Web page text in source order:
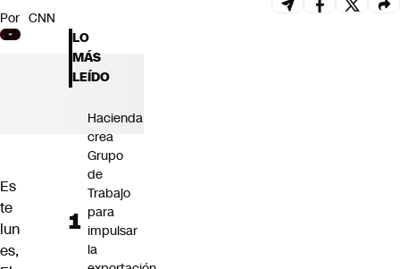
Por CNN
Es
te
lun
es,
LO
MÁS
LEÍDO
Hacienda
crea
Grupo
de
Trabajo
para
impulsar
la